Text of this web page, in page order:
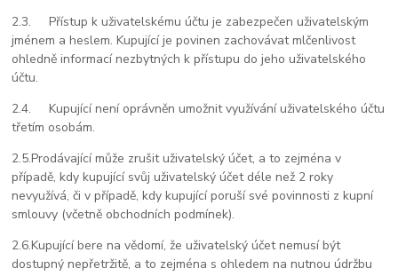
2.3.
Přístup k uživatelskému účtu je zabezpečen uživatelským
jménem a heslem. Kupující je povinen zachovávat mlčenlivost
ohledně informací nezbytných k přístupu do jeho uživatelského
účtu.
2.4.
Kupující není oprávněn umožnit využívání uživatelského účtu
třetím osobám.
2.5.Prodávající může zrušit uživatelský účet, a to zejména v
případě, kdy kupující svůj uživatelský účet déle než 2 roky
nevyužívá, či v případě, kdy kupující poruší své povinnosti z kupní
smlouvy (včetně obchodních podmínek).
2.6.Kupující bere na vědomí, že uživatelský účet nemusí být
dostupný nepřetržitě, a to zejména s ohledem na nutnou údržbu